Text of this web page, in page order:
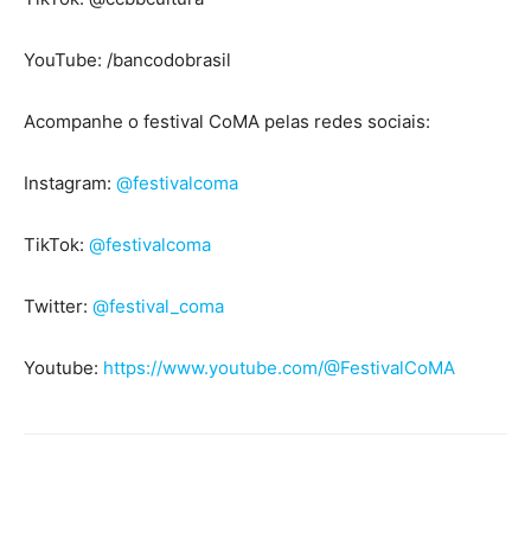
YouTube: /bancodobrasil
Acompanhe o festival CoMA pelas redes sociais:
Instagram: @festivalcoma
TikTok: @festivalcoma
Twitter: @festival_coma
Youtube: https://www.youtube.com/@FestivalCoMA